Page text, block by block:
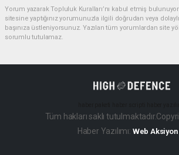
Yorum yazarak Topluluk Kuralları’nı kabul etmiş
sitesine yaptığınız yorumunuzla ilgili doğrudan veya
başınıza üstleniyorsunuz. Yazılan tüm yorumlardan site
sorumlu tutulamaz.
Tüm hakları saklı
Haber Yazılımı: Web